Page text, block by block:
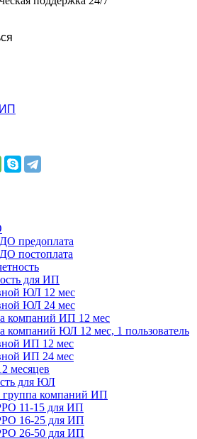
предоплата
постоплата
для ИП
ЮЛ 12 мес
ЮЛ 24 мес
компаний ИП 12 мес
компаний ЮЛ 12 мес, 1 пользователь
ИП 12 мес
ИП 24 мес
месяцев
для ЮЛ
группа компаний ИП
11-15 для ИП
16-25 для ИП
26-50 для ИП